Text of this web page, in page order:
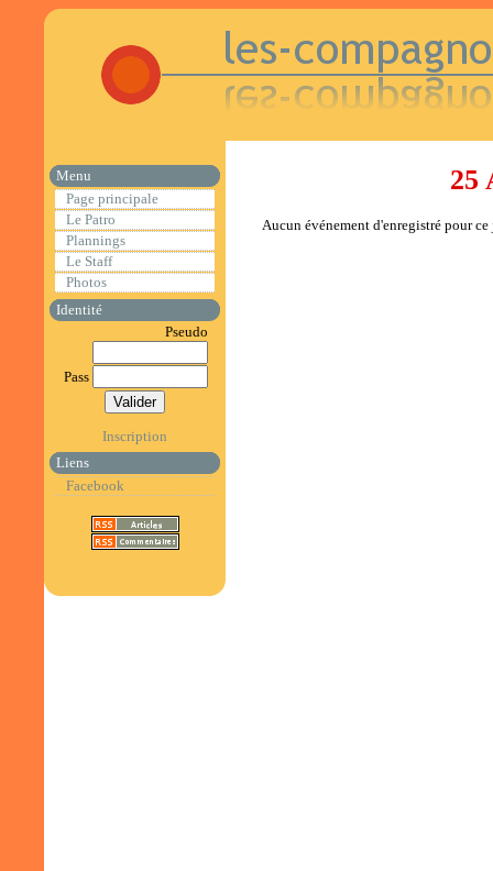
Menu
Page principale
Le Patro
Plannings
Le Staff
Photos
Identité
Pseudo
Pass
Inscription
Liens
Facebook
25
Aucun événement d'enregistré pour